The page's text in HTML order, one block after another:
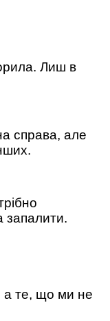
Лиш в
справа, але
запалити.
те, що ми не